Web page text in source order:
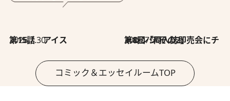
2026.7.30
第15話 アイス 2026.7.30
第8回「同人誌即売会にチャレンジ その2」
コミック＆エッセイルームTOP